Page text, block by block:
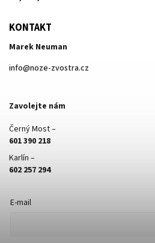
KONTAKT
Marek Neuman
info@noze-zvostra.cz
Zavolejte nám
Černý Most –
601 390 218
Karlín –
602 257 294
E-mail